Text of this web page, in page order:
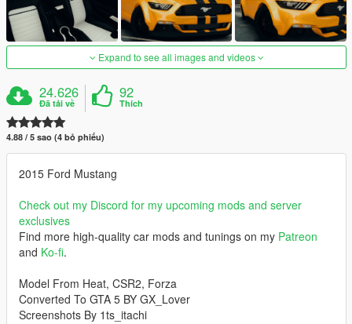
Expand to see all images and videos
24.626
Đã tải về
92
Thích
4.88 / 5 sao (4 bỏ phiếu)
2015 Ford Mustang
Check out my Discord for my upcoming mods and server
exclusives
Find more high-quality car mods and tunings on my Patreon
and Ko-fi.
Model From Heat, CSR2, Forza
Converted To GTA 5 BY GX_Lover
Screenshots By 1ts_itachi